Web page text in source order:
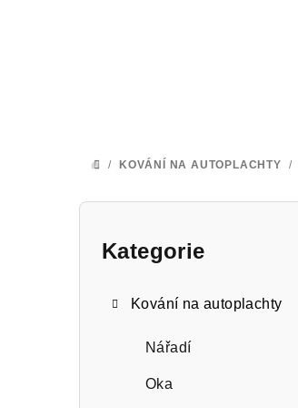
DOMŮ
/ KOVÁNÍ NA AUTOPLACHTY /
P
Přeskočit
Kategorie
Kování na autoplachty
Nářadí
Oka